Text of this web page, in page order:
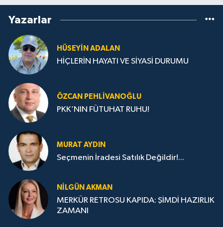
Yazarlar
HÜSEYIN ADALAN
HİÇLERİN HAYATI VE SİYASİ DURUMU
ÖZCAN PEHLIVANOĞLU
PKK’NIN FÜTUHAT RUHU!
MURAT AYDIN
Seçmenin İradesi Satılık Değildir!...
NILGÜN AKMAN
MERKÜR RETROSU KAPIDA: ŞİMDİ HAZIRLIK
ZAMANI